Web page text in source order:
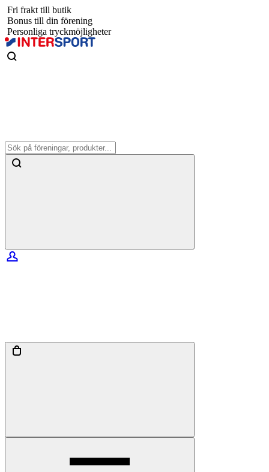
Fri frakt till butik
Bonus till din förening
Personliga tryckmöjligheter